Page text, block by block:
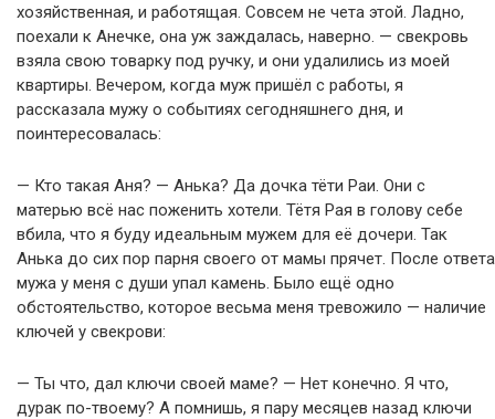
хозяйственная, и работящая. Совсем не чета этой. Ладно,
поехали к Анечке, она уж заждалась, наверно. — свекровь
взяла свою товарку под ручку, и они удалились из моей
квартиры. Вечером, когда муж пришёл с работы, я
рассказала мужу о событиях сегодняшнего дня, и
поинтересовалась:
— Кто такая Аня? — Анька? Да дочка тёти Раи. Они с
матерью всё нас поженить хотели. Тётя Рая в голову себе
вбила, что я буду идеальным мужем для её дочери. Так
Анька до сих пор парня своего от мамы прячет. После ответа
мужа у меня с души упал камень. Было ещё одно
обстоятельство, которое весьма меня тревожило — наличие
ключей у свекрови:
— Ты что, дал ключи своей маме? — Нет конечно. Я что,
дурак по-твоему? А помнишь, я пару месяцев назад ключи